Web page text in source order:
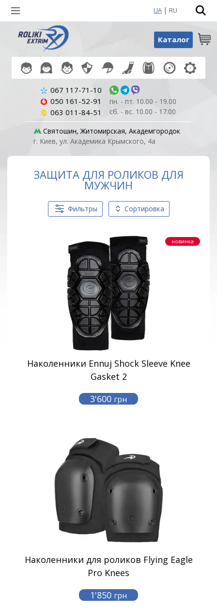
UA | RU
Каталог
067 117-71-10
050 161-52-91
063 011-84-51
пн. - пт. 10.00 - 19.00
сб. - вс. 10.00 - 17.00
Святошин, Житомирская, Академгородок
г. Киев, ул. Академика Крымского, 4а
ЗАЩИТА ДЛЯ РОЛИКОВ ДЛЯ
МУЖЧИН
Фильтры Сортировка
новинка
Наколенники Ennuj Shock Sleeve Knee
Gasket 2
3'600 грн
Наколенники для роликов Flying Eagle
Pro Knees
1'850 грн